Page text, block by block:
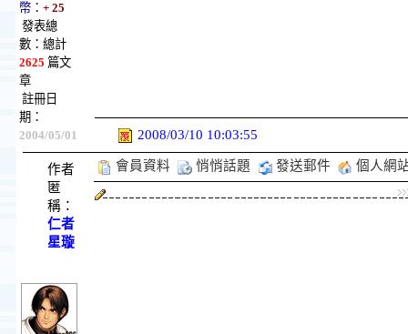
幣： + 25
發表總
數：總計
2625 篇文
章
註冊日
期：
2004/05/01
2008/03/10 10:03:55
作者
匿
稱：
仁者
星璇
會員資料 悄悄話題 發送郵件 個人網